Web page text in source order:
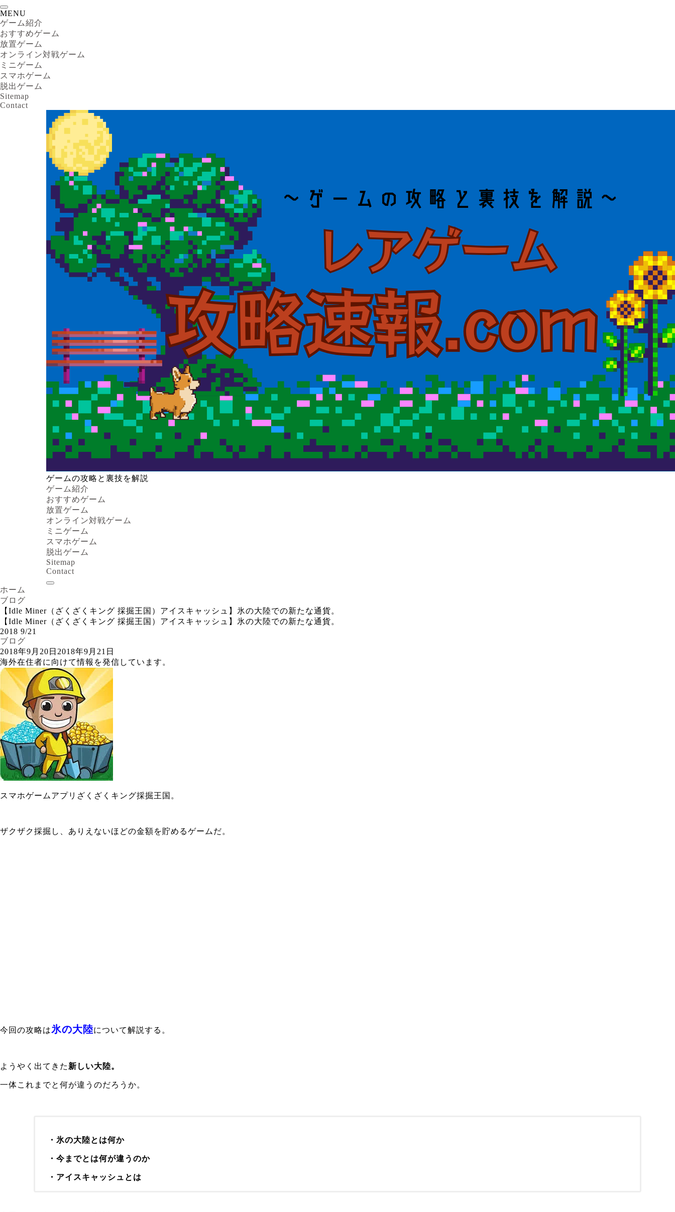
MENU
ゲーム紹介
おすすめゲーム
放置ゲーム
オンライン対戦ゲーム
ミニゲーム
スマホゲーム
脱出ゲーム
Sitemap
Contact
ゲームの攻略と裏技を解説
ゲーム紹介
おすすめゲーム
放置ゲーム
オンライン対戦ゲーム
ミニゲーム
スマホゲーム
脱出ゲーム
Sitemap
Contact
ホーム
ブログ
【Idle Miner（ざくざくキング 採掘王国）アイスキャッシュ】氷の大陸での新たな通貨。
【Idle Miner（ざくざくキング 採掘王国）アイスキャッシュ】氷の大陸での新たな通貨。
2018 9/21
ブログ
2018年9月20日 2018年9月21日
海外在住者に向けて情報を発信しています。
スマホゲームアプリざくざくキング採掘王国。
ザクザク採掘し、ありえないほどの金額を貯めるゲームだ。
今回の攻略は氷の大陸について解説する。
ようやく出てきた 新しい大陸。
一体これまでと何が違うのだろうか。
・氷の大陸とは何か
・今までとは何が違うのか
・アイスキャッシュとは